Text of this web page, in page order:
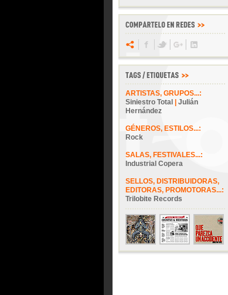
ARTISTAS, GRUPOS...:
Siniestro Total
Julián
Hernández
GÉNEROS, ESTILOS...:
Rock
SALAS, FESTIVALES...:
Industrial Copera
SELLOS, DISTRIBUIDORAS,
EDITORAS, PROMOTORAS...:
Trilobite Records